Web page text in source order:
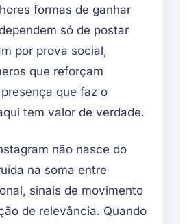
formas de ganhar
só de postar
por prova social,
que reforçam
que faz o
tem valor de verdade.
não nasce do
na soma entre
sinais de movimento
de relevância. Quando